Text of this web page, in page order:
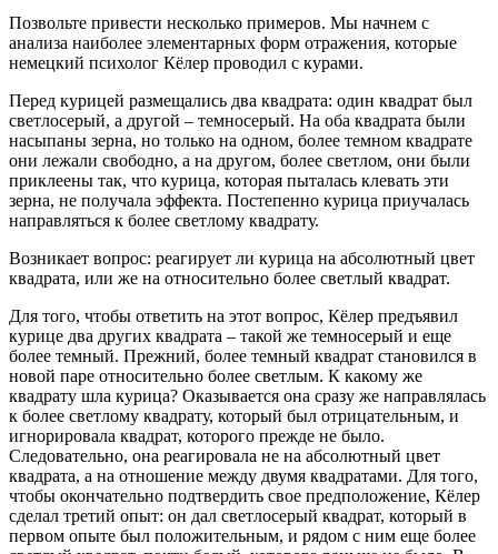
Позвольте привести несколько примеров. Мы начнем с
анализа наиболее элементарных форм отражения, которые
немецкий психолог Кёлер проводил с курами.
Перед курицей размещались два квадрата: один квадрат был
светлосерый, а другой – темносерый. На оба квадрата были
насыпаны зерна, но только на одном, более темном квадрате
они лежали свободно, а на другом, более светлом, они были
приклеены так, что курица, которая пыталась клевать эти
зерна, не получала эффекта. Постепенно курица приучалась
направляться к более светлому квадрату.
Возникает вопрос: реагирует ли курица на абсолютный цвет
квадрата, или же на относительно более светлый квадрат.
Для того, чтобы ответить на этот вопрос, Кёлер предъявил
курице два других квадрата – такой же темносерый и еще
более темный. Прежний, более темный квадрат становился в
новой паре относительно более светлым. К какому же
квадрату шла курица? Оказывается она сразу же направлялась
к более светлому квадрату, который был отрицательным, и
игнорировала квадрат, которого прежде не было.
Следовательно, она реагировала не на абсолютный цвет
квадрата, а на отношение между двумя квадратами. Для того,
чтобы окончательно подтвердить свое предположение, Кёлер
сделал третий опыт: он дал светлосерый квадрат, который в
первом опыте был положительным, и рядом с ним еще более